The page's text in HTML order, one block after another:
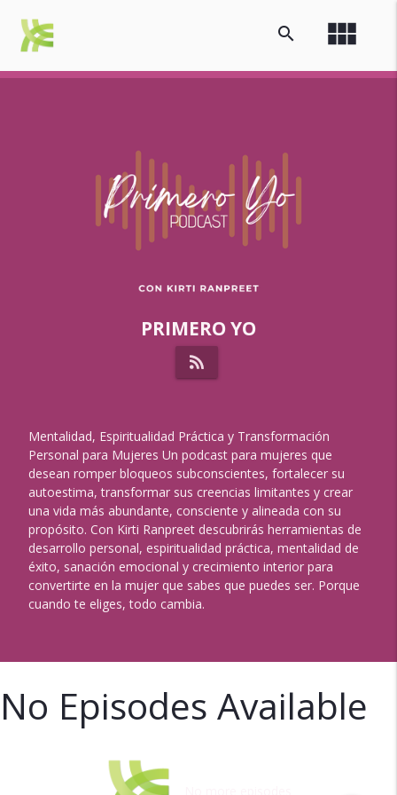
view_module
search
PRIMERO YO
Mentalidad, Espiritualidad Práctica y Transformación
Personal para Mujeres Un podcast para mujeres que
desean romper bloqueos subconscientes, fortalecer su
autoestima, transformar sus creencias limitantes y crear
una vida más abundante, consciente y alineada con su
propósito. Con Kirti Ranpreet descubrirás herramientas de
desarrollo personal, espiritualidad práctica, mentalidad de
éxito, sanación emocional y crecimiento interior para
convertirte en la mujer que sabes que puedes ser. Porque
cuando te eliges, todo cambia.
No Episodes Available